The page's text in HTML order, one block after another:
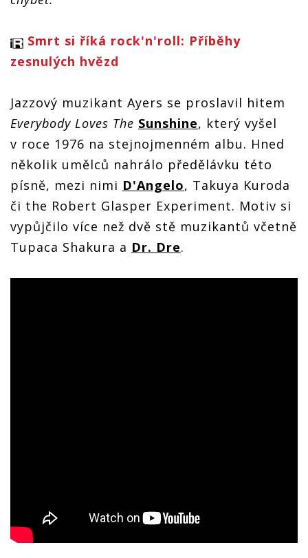
Smrt si říká rock'n'roll: Příběhy
zesnulých hvězd
Jazzový muzikant Ayers se proslavil hitem
Everybody Loves The Sunshine, který vyšel
v roce 1976 na stejnojmenném albu. Hned
několik umělců nahrálo předělávku této
písně, mezi nimi D'Angelo, Takuya Kuroda
či the Robert Glasper Experiment. Motiv si
vypůjčilo více než dvě stě muzikantů včetně
Tupaca Shakura a Dr. Dre.